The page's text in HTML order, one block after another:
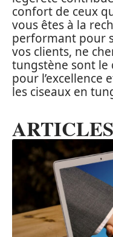
confort de ceux
vous êtes à la
performant pour
vos clients, ne
tungstène sont le
pour l’excellence
les ciseaux en